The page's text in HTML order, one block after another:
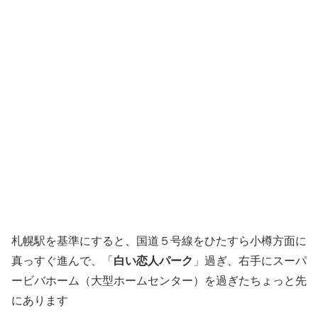
札幌駅を基準にすると、国道５号線をひたすら小樽方面に
真っすぐ進んで、「 白い恋人パーク 」過ぎ、右手にスーパ
ービバホーム（大型ホームセンター）を過ぎたちょっと先
にあります